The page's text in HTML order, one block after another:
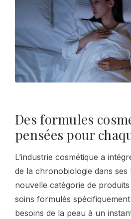
Des formules
pensées pour
L’industrie cosmétique a
de la chronobiologie dans
nouvelle catégorie de
soins formulés
besoins de la peau à un